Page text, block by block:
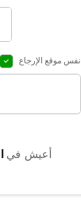
نفس موقع الإرجاع
أعيش في